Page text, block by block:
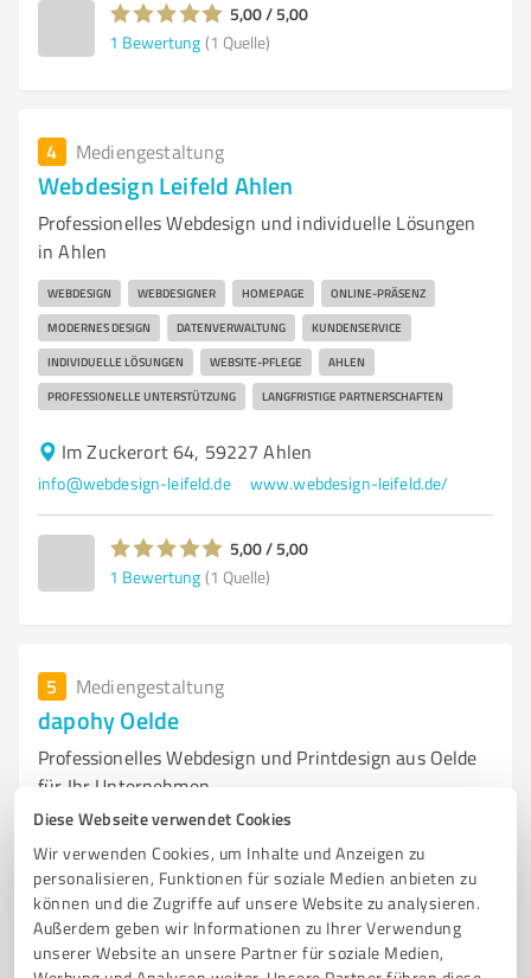
Diese Webseite verwendet Cookies
Wir verwenden Cookies, um Inhalte und Anzeigen zu
personalisieren, Funktionen für soziale Medien anbieten zu
können und die Zugriffe auf unsere Website zu analysieren.
Außerdem geben wir Informationen zu Ihrer Verwendung
unserer Website an unsere Partner für soziale Medien,
5,00 / 5,00
1 Bewertung (1 Quelle)
4 Mediengestaltung
Webdesign Leifeld Ahlen
Professionelles Webdesign und individuelle Lösungen
in Ahlen
WEBDESIGN WEBDESIGNER HOMEPAGE ONLINE-PRÄSENZ
MODERNES DESIGN DATENVERWALTUNG KUNDENSERVICE
INDIVIDUELLE LÖSUNGEN WEBSITE-PFLEGE AHLEN
PROFESSIONELLE UNTERSTÜTZUNG LANGFRISTIGE PARTNERSCHAFTEN
Im Zuckerort 64, 59227 Ahlen
info@webdesign-leifeld.de www.webdesign-leifeld.de/
5,00 / 5,00
1 Bewertung (1 Quelle)
5 Mediengestaltung
dapohy Oelde
Professionelles Webdesign und Printdesign aus Oelde
für Ihr Unternehmen
WEBDESIGN PRINTDESIGN BRANDING
RESPONSIVE WEBSEITEN KREATIVE FOTOGRAFIE SUPPORT
DIGITALE MEDIEN WEBSEITENENTWICKLUNG
UNTERNEHMENSIDENTITÄT KUNDENSERVICE